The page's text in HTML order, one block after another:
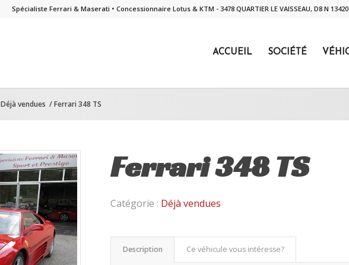
Spécialiste Ferrari & Maserati • Concessionnaire Lotus & KTM - 3478 QUARTIER LE VAISSEAU, D8 N 13420
ACCUEIL SOCIÉTÉ
Déjà vendues /Ferrari 348 TS
Ferrari 348 TS
Catégorie : Déjà vendues
Description Ce véhicule vous intéresse?